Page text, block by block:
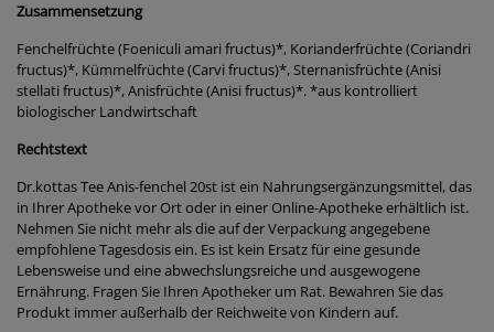
Zusammensetzung
Fenchelfrüchte (Foeniculi amari fructus)*, Korianderfrüchte (Coriandri
fructus)*, Kümmelfrüchte (Carvi fructus)*, Sternanisfrüchte (Anisi
stellati fructus)*, Anisfrüchte (Anisi fructus)*. *aus kontrolliert
biologischer Landwirtschaft
Rechtstext
Dr.kottas Tee Anis-fenchel 20st ist ein Nahrungsergänzungsmittel, das
in Ihrer Apotheke vor Ort oder in einer Online-Apotheke erhältlich ist.
Nehmen Sie nicht mehr als die auf der Verpackung angegebene
empfohlene Tagesdosis ein. Es ist kein Ersatz für eine gesunde
Lebensweise und eine abwechslungsreiche und ausgewogene
Ernährung. Fragen Sie Ihren Apotheker um Rat. Bewahren Sie das
Produkt immer außerhalb der Reichweite von Kindern auf.